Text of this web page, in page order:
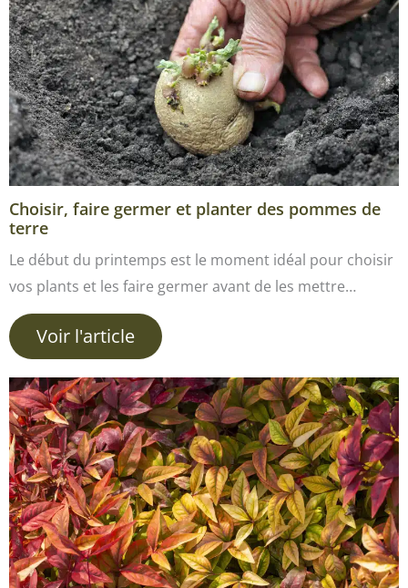
Choisir, faire germer et planter des pommes de
terre
Le début du printemps est le moment idéal pour choisir
vos plants et les faire germer avant de les mettre…
Voir l'article